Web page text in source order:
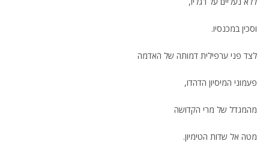
וסכין במכנסיו.
לצד פני ערפילית דמותה של האדמה
פעמוני המיסיון הדהדו,
מהמגדל של מרי הקדושה
מטה אל שדות הטימיון.